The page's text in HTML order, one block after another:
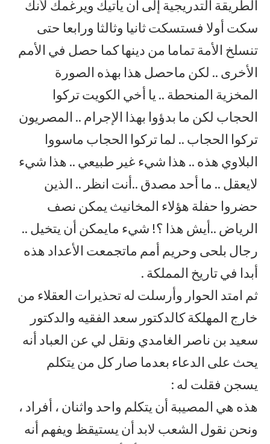
الطريقة التدريجية إلى أن يأتيك ويرغمك لأنك
سكت أولا فستسكت ثانيا وثالثا ورابعا حتى
تنسلخ الأمة تماما من دينها كما حصل في الأمم
الأخرى .. لكن ماحصل هذا بهذه الصورة
المخزية المنحطة .. يا أخي الكويت تركوا
الحجاب لكن ما بدؤوا بهذا الإجرام .. المصريون
تركوا الحجاب .. لما تركوا الحجاب ماسووا
البلاوي هذه .. هذا شيء غير طبيعي .. هذا شيء
لايعقل .. ما أحد مصدق ..أنت انظر .. الذين
حضروا حفلة هؤلاء المخانيث يمكن نصف
الرياض ..أيش هذا ؟! شيء مايمكن أن يتخيل ..
رجال بلحى وحريم أمم ماتجمعت الأعداد هذه
أبدا في تاريخ المملكة .
ثم امتد الحوار وأرسلت له تحذيرات العقلاء من
خارج المهلكة كالدكتور سعد الفقيه والدكتور
سعيد بن ناصر الغامدي ونقل لي عن العباد أنه
يحث على الدعاء بعدما صار كل من يتكلم
يسجن فقلت له :
هذه هي المصيبة أن يتكلم واحد واثنان ، أفراد ،
ونحن نقول الشعب لابد أن يستيقظ ويفهم أنه